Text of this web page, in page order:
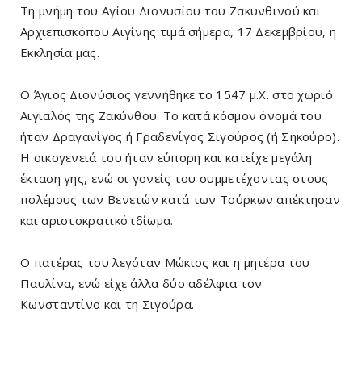
Τη μνήμη του Αγίου Διονυσίου του Ζακυνθινού και
Αρχιεπισκόπου Αιγίνης τιμά σήμερα, 17 Δεκεμβρίου, η
Εκκλησία μας.
Ο Άγιος Διονύσιος γεννήθηκε το 1547 μ.Χ. στο χωριό
Αιγιαλός της Ζακύνθου. Το κατά κόσμον όνομά του
ήταν Δραγανίγος ή Γραδενίγος Σιγούρος (ή Σηκούρο).
Η οικογενειά του ήταν εύπορη και κατείχε μεγάλη
έκταση γης, ενώ οι γονείς του συμμετέχοντας στους
πολέμους των Βενετών κατά των Τούρκων απέκτησαν
και αριστοκρατικό ιδίωμα.
Ο πατέρας του λεγόταν Μώκιος και η μητέρα του
Παυλίνα, ενώ είχε άλλα δύο αδέλφια τον
Κωνσταντίνο και τη Σιγούρα.